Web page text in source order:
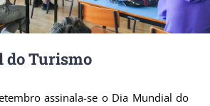
do Turismo
assinala-se o Dia Mundial do